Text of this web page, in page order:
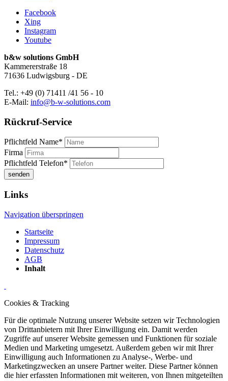
Facebook
Xing
Instagram
Youtube
b&w solutions GmbH
Kammererstraße 18
71636 Ludwigsburg - DE
Tel.: +49 (0) 71411 /41 56 - 10
E-Mail: info@b-w-solutions.com
Rückruf-Service
Pflichtfeld Name*
Firma
Pflichtfeld Telefon*
senden
Links
Navigation überspringen
Startseite
Impressum
Datenschutz
AGB
Inhalt
Cookies & Tracking
Für die optimale Nutzung unserer Website setzen wir Technologien
von Drittanbietern mit Ihrer Einwilligung ein. Damit werden
Zugriffe auf unserer Website gemessen und Funktionen für soziale
Medien und Marketing umgesetzt. Außerdem geben wir mit Ihrer
Einwilligung auch Informationen zu Analyse-, Werbe- und
Marketingzwecken an unsere Partner weiter. Diese Partner können
die hier erfassten Informationen mit weiteren, von Ihnen mitgeteilten